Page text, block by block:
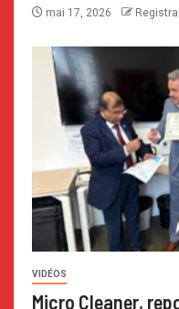
mai 17, 2026
VIDÉOS
Micro Cleaner,